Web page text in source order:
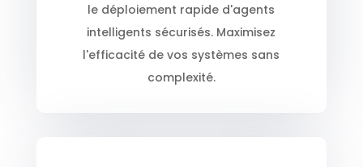
le déploiement rapide d'agents
intelligents sécurisés. Maximisez
l'efficacité de vos systèmes sans
complexité.